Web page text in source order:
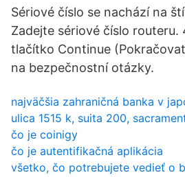
Sériové číslo se nachází na
Zadejte sériové číslo routeru.
tlačítko Continue
na bezpečnostní otázky.
najväčšia zahraničná banka v
ulica 1515 k, suita 200,
čo je coinigy
čo je autentifikačná aplikácia
všetko, čo potrebujete vedieť o